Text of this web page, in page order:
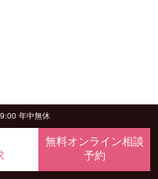
年中無休
無料オンライン相談
予約